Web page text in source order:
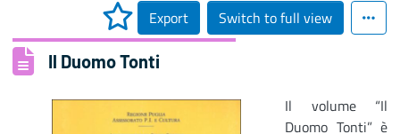
Export Switch to full view
Il Duomo Tonti
Il volume “Il
Duomo Tonti” è